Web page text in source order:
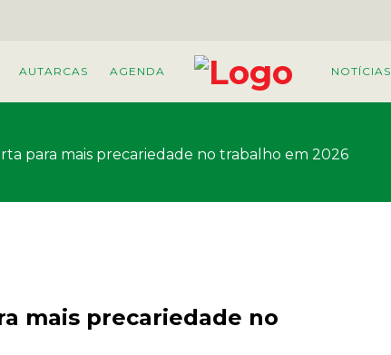
AUTARCAS AGENDA NOTÍCIAS
para mais precariedade no trabalho em 2026
mais precariedade no